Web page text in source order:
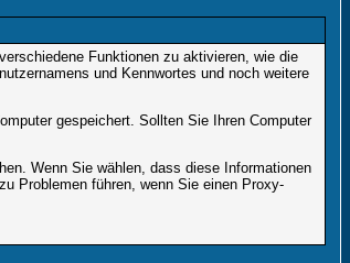
Funktionen zu aktivieren, wie die
und Kennwortes und noch weitere
gespeichert. Sollten Sie Ihren Computer
Wenn Sie wählen, dass diese Informationen
Problemen führen, wenn Sie einen Proxy-